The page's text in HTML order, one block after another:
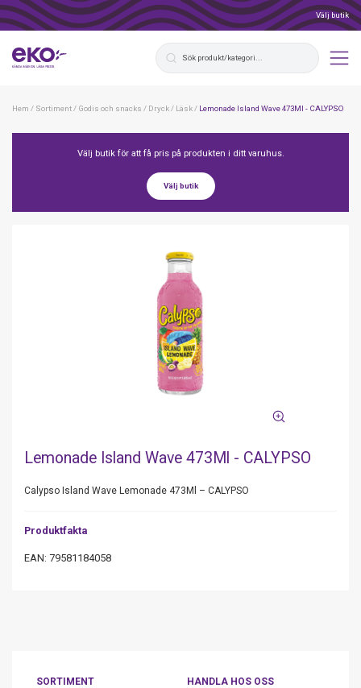
Välj butik
Hem / Sortiment/ Godis och snacks / Dryck/ Läsk/ Lemonade Island Wave 473Ml - CALYPSO
Välj butik för att få pris på produkten i ditt varuhus.
Välj butik
Lemonade Island Wave 473Ml - CALYPSO
Calypso Island Wave Lemonade 473Ml – CALYPSO
Produktfakta
EAN: 79581184058
SORTIMENT HANDLA HOS OSS